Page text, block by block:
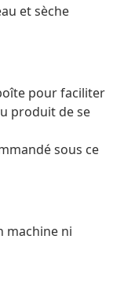
et sèche
pour faciliter
produit de se
sous ce
machine ni